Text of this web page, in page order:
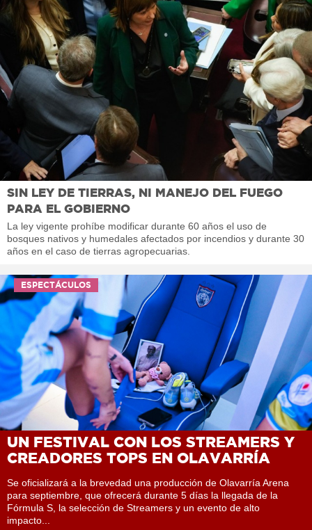
SIN LEY DE TIERRAS, NI MANEJO DEL FUEGO
PARA EL GOBIERNO
La ley vigente prohíbe modificar durante 60 años el uso de
bosques nativos y humedales afectados por incendios y durante 30
años en el caso de tierras agropecuarias.
ESPECTÁCULOS
UN FESTIVAL CON LOS STREAMERS Y
CREADORES TOPS EN OLAVARRÍA
Se oficializará a la brevedad una producción de Olavarría Arena
para septiembre, que ofrecerá durante 5 días la llegada de la
Fórmula S, la selección de Streamers y un evento de alto
impacto...